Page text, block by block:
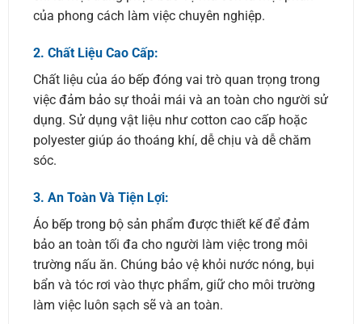
của phong cách làm việc chuyên nghiệp.
2. Chất Liệu Cao Cấp:
Chất liệu của áo bếp đóng vai trò quan trọng trong
việc đảm bảo sự thoải mái và an toàn cho người sử
dụng. Sử dụng vật liệu như cotton cao cấp hoặc
polyester giúp áo thoáng khí, dễ chịu và dễ chăm
sóc.
3. An Toàn Và Tiện Lợi:
Áo bếp trong bộ sản phẩm được thiết kế để đảm
bảo an toàn tối đa cho người làm việc trong môi
trường nấu ăn. Chúng bảo vệ khỏi nước nóng, bụi
bẩn và tóc rơi vào thực phẩm, giữ cho môi trường
làm việc luôn sạch sẽ và an toàn.